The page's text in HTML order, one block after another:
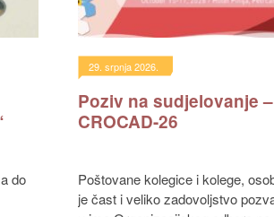
29. srpnja 2026.
Poziv na sudjelovanje –
CROCAD-26
Poštovane kolegice i kolege, osobita mi
je čast i veliko zadovoljstvo